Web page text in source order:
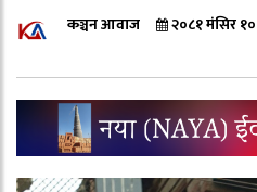
कञ्चन आवाज २०८१ मंसिर